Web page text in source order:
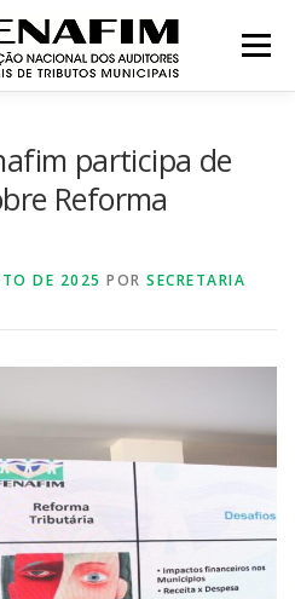
Menu
participa de
Reforma
DE 2025 POR SECRETARIA